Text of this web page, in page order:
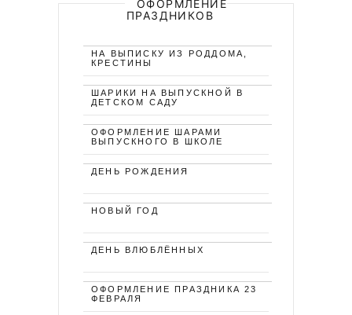
ОФОРМЛЕНИЕ
ПРАЗДНИКОВ
НА ВЫПИСКУ ИЗ РОДДОМА,
КРЕСТИНЫ
ШАРИКИ НА ВЫПУСКНОЙ В
ДЕТСКОМ САДУ
ОФОРМЛЕНИЕ ШАРАМИ
ВЫПУСКНОГО В ШКОЛЕ
ДЕНЬ РОЖДЕНИЯ
НОВЫЙ ГОД
ДЕНЬ ВЛЮБЛЁННЫХ
ОФОРМЛЕНИЕ ПРАЗДНИКА 23
ФЕВРАЛЯ